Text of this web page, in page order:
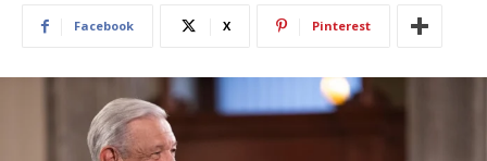
Facebook X Pinterest